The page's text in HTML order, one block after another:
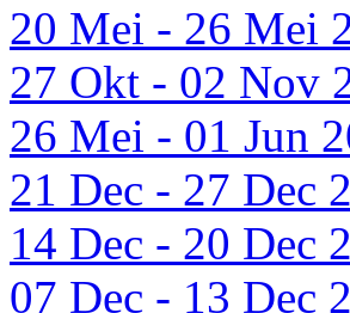
20 Mei - 26 Mei
27 Okt - 02 Nov
26 Mei - 01 Jun
21 Dec - 27 Dec
14 Dec - 20 Dec
07 Dec - 13 Dec